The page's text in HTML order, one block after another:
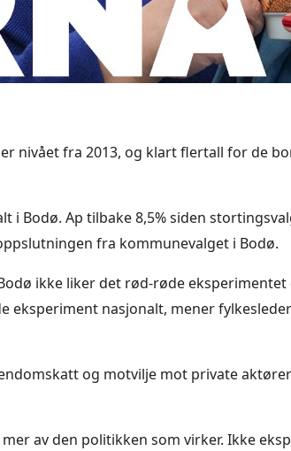
nivået fra 2013, og klart flertall for de
i Bodø. Ap tilbake 8,5% siden
fra kommunevalget i Bodø.
ikke liker det rød-røde eksperimentet
eksperiment nasjonalt, mener
og motvilje mot private
av den politikken som virker. Ikke